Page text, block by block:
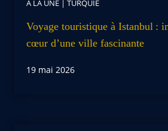
À LA UNE | TURQUIE
Voyage touristique à Istanbul :
cœur d’une ville fascinante
19 mai 2026